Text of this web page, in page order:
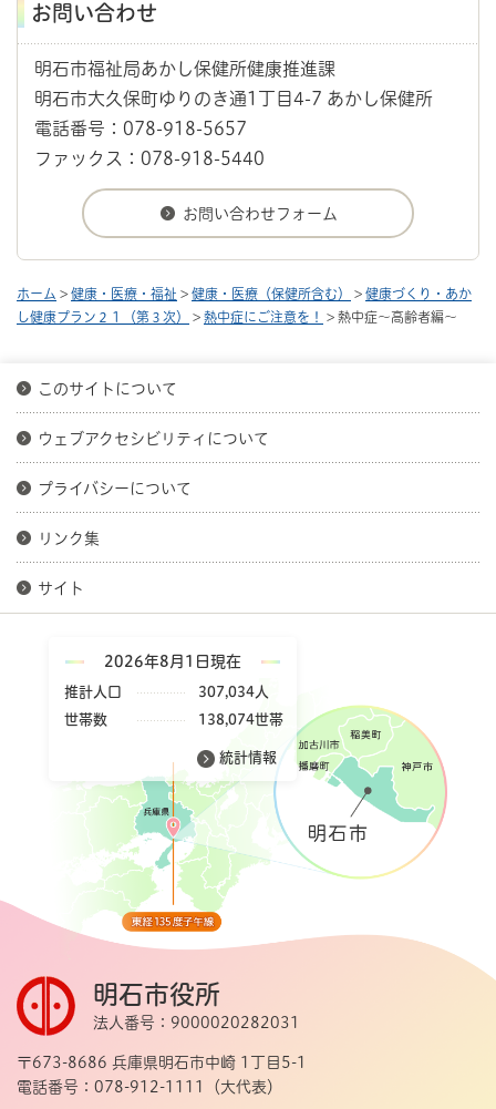
お問い合わせ
明石市福祉局あかし保健所健康推進課
明石市大久保町ゆりのき通1丁目4-7 あかし保健所
電話番号：078-918-5657
ファックス：078-918-5440
ホーム > 健康・医療・福祉 > 健康・医療（保健所含む） > 健康づくり・あか
し健康プラン２１（第３次）
> 熱中症にご注意を！ > 熱中症～高齢者編～
このサイトについて
ウェブアクセシビリティについて
プライバシーについて
リンク集
サイト
2026年8月1日現在
推計人口
307,034人
世帯数
138,074世帯
統計情報
明石市役所
法人番号：9000020282031
〒673-8686 兵庫県明石市中崎 1丁目5-1
電話番号：078-912-1111（大代表）